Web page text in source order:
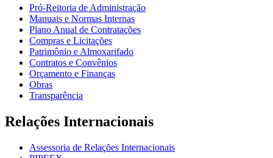
Pró-Reitoria de Administração
Manuais e Normas Internas
Plano Anual de Contratações
Compras e Licitações
Patrimônio e Almoxarifado
Contratos e Convênios
Orçamento e Finanças
Obras
Transparência
Relações Internacionais
Assessoria de Relações Internacionais